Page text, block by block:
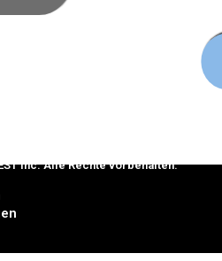
Inc. Alle Rechte vorbehalten.